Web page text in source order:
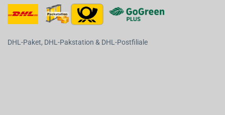
DHL-Paket, DHL-Pakstation & DHL-Postfiliale